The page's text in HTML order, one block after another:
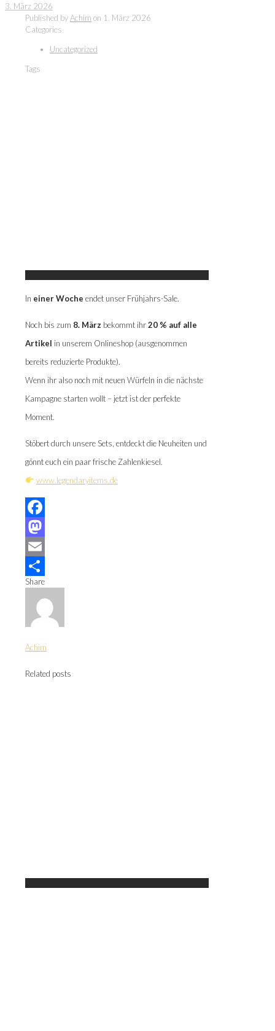
3. März 2026
Published byAchim on 1. März 2026
Categories
Uncategorized
Tags
In einer Woche endet unser Frühjahrs-Sale.
Noch bis zum 8. März bekommt ihr20 % auf alle
Artikel in unserem Onlineshop (ausgenommen
bereits reduzierte Produkte).
Wenn ihr also noch mit neuen Würfeln in die nächste
Kampagne starten wollt – jetzt ist der perfekte
Moment.
Stöbert durch unsere Sets, entdeckt die Neuheiten und
gönnt euch ein paar frische Zahlenkiesel.
www.legendaryitems.de
Facebook
Mastodon
Email
Teilen
Share
Achim
Related posts